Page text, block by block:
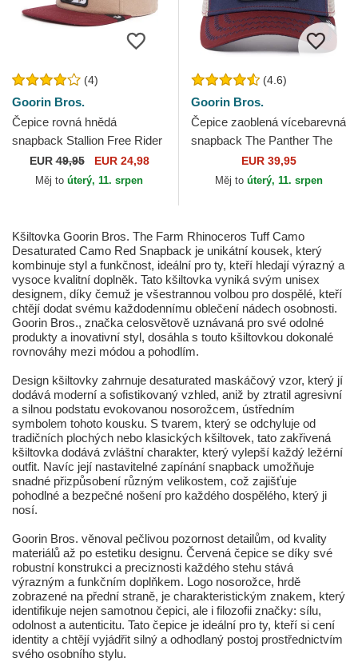
(4)
Goorin Bros.
Čepice rovná hnědá
snapback Stallion Free Rider
The Farm Flats The Farm
Goorin Bros.
EUR49,95 EUR 24,98
Měj to úterý, 11. srpen
(4.6)
Goorin Bros.
Čepice zaoblená vícebarevná
snapback The Panther The
Farm Goorin Bros.
EUR 39,95
Měj to úterý, 11. srpen
Kšiltovka Goorin Bros. The Farm Rhinoceros Tuff Camo
Desaturated Camo Red Snapback je unikátní kousek, který
kombinuje styl a funkčnost, ideální pro ty, kteří hledají výrazný a
vysoce kvalitní doplněk. Tato kšiltovka vyniká svým unisex
designem, díky čemuž je všestrannou volbou pro dospělé, kteří
chtějí dodat svému každodennímu oblečení nádech osobnosti.
Goorin Bros., značka celosvětově uznávaná pro své odolné
produkty a inovativní styl, dosáhla s touto kšiltovkou dokonalé
rovnováhy mezi módou a pohodlím.
Design kšiltovky zahrnuje desaturated maskáčový vzor, který jí
dodává moderní a sofistikovaný vzhled, aniž by ztratil agresivní
a silnou podstatu evokovanou nosorožcem, ústředním
symbolem tohoto kousku. S tvarem, který se odchyluje od
tradičních plochých nebo klasických kšiltovek, tato zakřivená
kšiltovka dodává zvláštní charakter, který vylepší každý ležérní
outfit. Navíc její nastavitelné zapínání snapback umožňuje
snadné přizpůsobení různým velikostem, což zajišťuje
pohodlné a bezpečné nošení pro každého dospělého, který ji
nosí.
Goorin Bros. věnoval pečlivou pozornost detailům, od kvality
materiálů až po estetiku designu. Červená čepice se díky své
robustní konstrukci a preciznosti každého stehu stává
výrazným a funkčním doplňkem. Logo nosorožce, hrdě
zobrazené na přední straně, je charakteristickým znakem, který
identifikuje nejen samotnou čepici, ale i filozofii značky: sílu,
odolnost a autenticitu. Tato čepice je ideální pro ty, kteří si cení
identity a chtějí vyjádřit silný a odhodlaný postoj prostřednictvím
svého osobního stylu.